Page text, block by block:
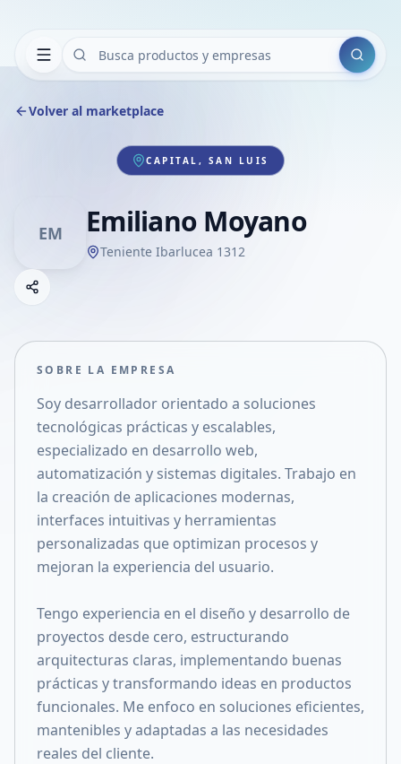
Buscar
Volver al marketplace
CAPITAL, SAN LUIS
EM Emiliano Moyano
Teniente Ibarlucea 1312
Compartir empresa
Compartir en X
SOBRE LA EMPRESA
Soy desarrollador orientado a soluciones
tecnológicas prácticas y escalables,
especializado en desarrollo web,
automatización y sistemas digitales. Trabajo en
la creación de aplicaciones modernas,
interfaces intuitivas y herramientas
personalizadas que optimizan procesos y
mejoran la experiencia del usuario.
Tengo experiencia en el diseño y desarrollo de
proyectos desde cero, estructurando
arquitecturas claras, implementando buenas
prácticas y transformando ideas en productos
funcionales. Me enfoco en soluciones eficientes,
mantenibles y adaptadas a las necesidades
reales del cliente.